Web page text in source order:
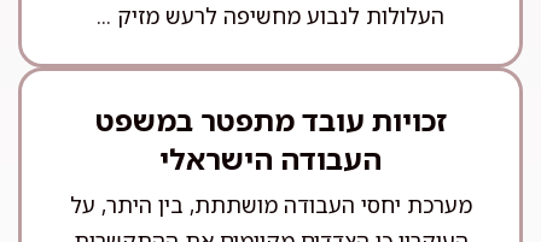
העלולות לנבוע מחשיפה לרעש מזיק ...
זכויות עובד מתפטר במשפט
העבודה הישראלי
מערכת יחסי העבודה מושתתת, בין היתר, על